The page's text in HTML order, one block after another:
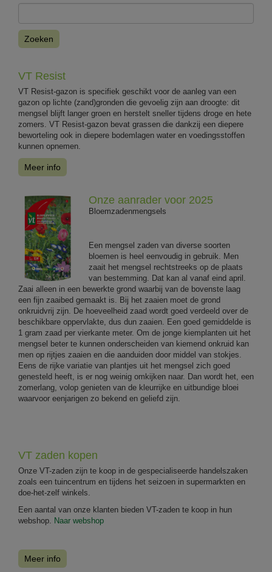
Zoeken
VT Resist
VT Resist-gazon is specifiek geschikt voor de aanleg van een
gazon op lichte (zand)gronden die gevoelig zijn aan droogte: dit
mengsel blijft langer groen en herstelt sneller tijdens droge en hete
zomers. VT Resist-gazon bevat grassen die dankzij een diepere
beworteling ook in diepere bodemlagen water en voedingsstoffen
kunnen opnemen.
Meer info
Onze aanrader voor 2025
Bloemzadenmengsels
Een mengsel zaden van diverse soorten
bloemen is heel eenvoudig in gebruik. Men
zaait het mengsel rechtstreeks op de plaats
van bestemming. Dat kan al vanaf eind april.
Zaai alleen in een bewerkte grond waarbij van de bovenste laag
een fijn zaaibed gemaakt is. Bij het zaaien moet de grond
onkruidvrij zijn. De hoeveelheid zaad wordt goed verdeeld over de
beschikbare oppervlakte, dus dun zaaien. Een goed gemiddelde is
1 gram zaad per vierkante meter. Om de jonge kiemplanten uit het
mengsel beter te kunnen onderscheiden van kiemend onkruid kan
men op rijtjes zaaien en die aanduiden door middel van stokjes.
Eens de rijke variatie van plantjes uit het mengsel zich goed
genesteld heeft, is er nog weinig omkijken naar. Dan wordt het, een
zomerlang, volop genieten van de kleurrijke en uitbundige bloei
waarvoor eenjarigen zo bekend en geliefd zijn.
VT zaden kopen
Onze VT-zaden zijn te koop in de gespecialiseerde handelszaken
zoals een tuincentrum en tijdens het seizoen in supermarkten en
doe-het-zelf winkels.
Een aantal van onze klanten bieden VT-zaden te koop in hun
webshop. Naar webshop
Meer info